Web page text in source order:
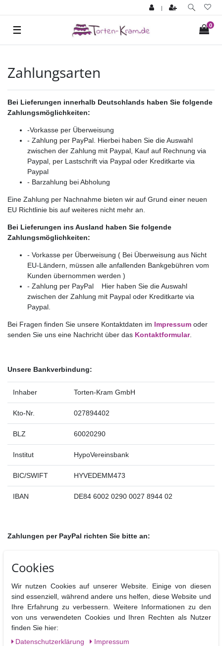
|
0
☰
Zahlungsarten
Bei Lieferungen innerhalb Deutschlands haben Sie folgende
Zahlungsmöglichkeiten:
-Vorkasse per Überweisung
- Zahlung per PayPal. Hierbei haben Sie die Auswahl
zwischen der Zahlung mit Paypal, Kauf auf Rechnung via
Paypal, per Lastschrift via Paypal oder Kreditkarte via
Paypal
- Barzahlung bei Abholung
Eine Zahlung per Nachnahme bieten wir auf Grund einer neuen
EU Richtlinie bis auf weiteres nicht mehr an.
Bei Lieferungen ins Ausland haben Sie folgende
Zahlungsmöglichkeiten:
- Vorkasse per Überweisung ( Bei Überweisung aus Nicht
EU-Ländern, müssen alle anfallenden Bankgebühren vom
Kunden übernommen werden )
- Zahlung per PayPal Hier haben Sie die Auswahl
zwischen der Zahlung mit Paypal oder Kreditkarte via
Paypal.
Bei Fragen finden Sie unsere Kontaktdaten im Impressum oder
senden Sie uns eine Nachricht über das Kontaktformular.
Unsere Bankverbindung:
Inhaber Torten-Kram GmbH
Kto-Nr. 027894402
BLZ 60020290
Institut HypoVereinsbank
BIC/SWIFT HYVEDEMM473
IBAN DE84 6002 0290 0027 8944 02
Zahlungen per PayPal richten Sie bitte an:
Bitte geben Sie bei der manuellen Zahlung via PayPal die
Cookies
Wir nutzen Cookies auf unserer Website. Einige von diesen
sind essenziell, während andere uns helfen, diese Website und
Ihre Erfahrung zu verbessern. Weitere Informationen zu den
von uns verwendeten Cookies und Ihren Rechten als Nutzer
finden Sie hier:
Daten­schutz­erklärung
Impressum